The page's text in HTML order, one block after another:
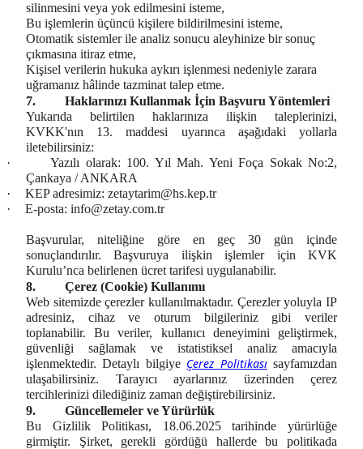
silinmesini veya yok edilmesini isteme,
Bu işlemlerin üçüncü kişilere bildirilmesini isteme,
Otomatik sistemler ile analiz sonucu aleyhinize bir sonuç
çıkmasına itiraz etme,
Kişisel verilerin hukuka aykırı işlenmesi nedeniyle zarara
uğramanız hâlinde tazminat talep etme.
7.
Haklarınızı Kullanmak İçin Başvuru Yöntemleri
Yukarıda belirtilen haklarınıza ilişkin taleplerinizi,
KVKK'nın 13. maddesi uyarınca aşağıdaki yollarla
iletebilirsiniz:
·
Yazılı olarak: 100. Yıl Mah. Yeni Foça Sokak No:2,
Çankaya / ANKARA
·
KEP adresimiz: zetaytarim@hs.kep.tr
·
E-posta: info@zetay.com.tr
Başvurular, niteliğine göre en geç 30 gün içinde
sonuçlandırılır. Başvuruya ilişkin işlemler için KVK
Kurulu’nca belirlenen ücret tarifesi uygulanabilir.
8.
Çerez (Cookie) Kullanımı
Web sitemizde çerezler kullanılmaktadır. Çerezler yoluyla IP
adresiniz, cihaz ve oturum bilgileriniz gibi veriler
toplanabilir. Bu veriler, kullanıcı deneyimini geliştirmek,
güvenliği sağlamak ve istatistiksel analiz amacıyla
işlenmektedir. Detaylı bilgiye Çerez Politikası sayfamızdan
ulaşabilirsiniz. Tarayıcı ayarlarınız üzerinden çerez
tercihlerinizi dilediğiniz zaman değiştirebilirsiniz.
9.
Güncellemeler ve Yürürlük
Bu Gizlilik Politikası, 18.06.2025 tarihinde yürürlüğe
girmiştir. Şirket, gerekli gördüğü hallerde bu politikada